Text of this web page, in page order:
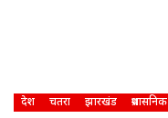
देश चतरा झारखंड प्रशासनिक